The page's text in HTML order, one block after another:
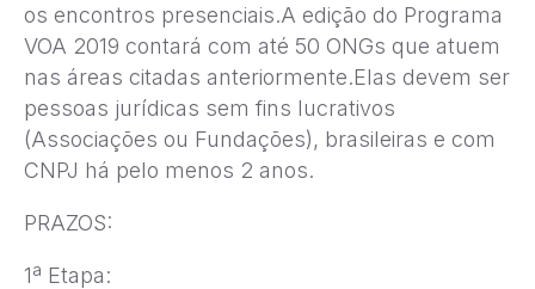
os encontros presenciais.A edição do Programa
VOA 2019 contará com até 50 ONGs que atuem
nas áreas citadas anteriormente.Elas devem ser
pessoas jurídicas sem fins lucrativos
(Associações ou Fundações), brasileiras e com
CNPJ há pelo menos 2 anos.
PRAZOS:
1ª Etapa: